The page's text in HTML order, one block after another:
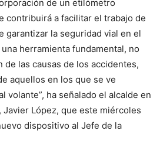
de un etilómetro
contribuirá a facilitar el trabajo de
garantizar la seguridad vial en el
herramienta fundamental, no
de las causas de los accidentes,
aquellos en los que se ve
volante”, ha señalado el alcalde en
López, que este miércoles
dispositivo al Jefe de la